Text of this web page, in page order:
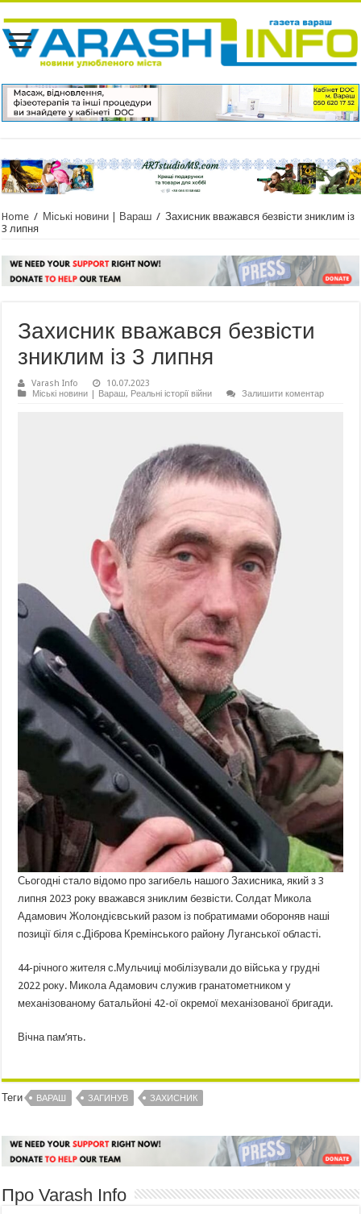
Home / Міські новини | Вараш / Захисник вважався безвісти зниклим із
3 липня
Захисник вважався безвісти
зниклим із 3 липня
Varash Info
10.07.2023
Міські новини | Вараш, Реальні історії війни Залишити коментар
Сьогодні стало відомо про загибель нашого Захисника, який з 3
липня 2023 року вважався зниклим безвісти. Солдат Микола
Адамович Жолондієвський разом із побратимами обороняв наші
позиції біля с.Діброва Кремінського району Луганської області.
44-річного жителя с.Мульчиці мобілізували до війська у грудні
2022 року. Микола Адамович служив гранатометником у
механізованому батальйоні 42-ої окремої механізованої бригади.
Вічна пам’ять.
Теги ВАРАШ ЗАГИНУВ ЗАХИСНИК
Про Varash Info